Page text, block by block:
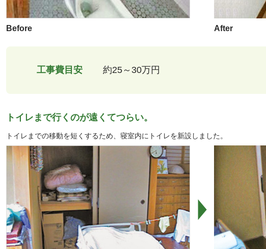
Before After
工事費目安 約25～30万円
トイレまで行くのが遠くてつらい。
トイレまでの移動を短くするため、寝室内にトイレを新設しました。